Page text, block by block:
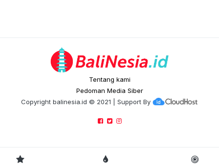
Tentang kami
Pedoman Media Siber
Copyright balinesia.id © 2021 | Support By